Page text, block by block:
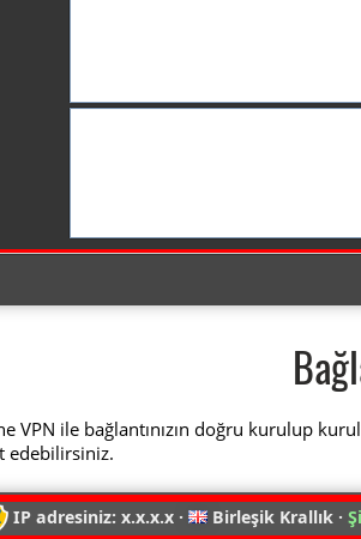
VPN ile bağlantınızın doğru kurulup
edebilirsiniz.
IP adresiniz: x.x.x.x · Birleşik Krallık ·